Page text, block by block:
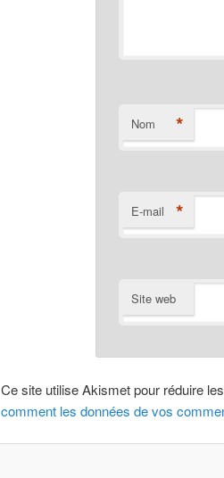
Nom *
E-mail *
Site web
Ce site utilise Akismet pour réduire
comment les données de vos